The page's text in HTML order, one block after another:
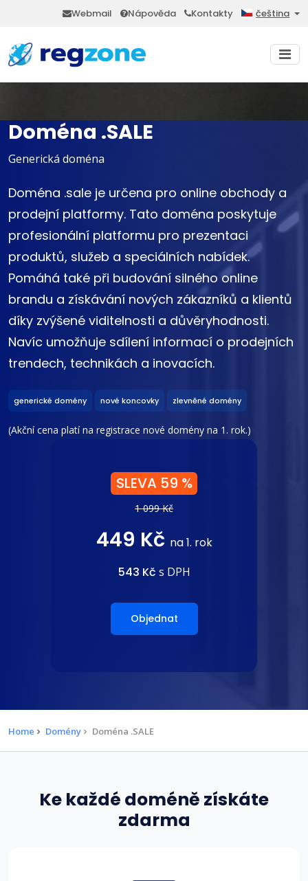
Webmail Nápověda Kontakty čeština
Doména .SALE
Generická doména
Doména .sale je určena pro online obchody a
prodejní platformy. Tato doména poskytuje
profesionální platformu pro prezentaci
produktů, služeb a speciálních nabídek.
Pomáhá také při budování silného online
brandu a získávání nových zákazníků a klientů
díky zvýšené viditelnosti a důvěryhodnosti.
Navíc umožňuje sdílení informací o prodejních
trendech, technikách a inovacích.
generické domény nové koncovky zlevněné domény
(Akční cena platí na registrace nové domény na 1. rok.)
SLEVA 59 %
1 099 Kč
449 Kč na 1. rok
543 Kč s DPH
Objednat
Home Domény Doména .SALE
Ke každé doméně získáte
zdarma